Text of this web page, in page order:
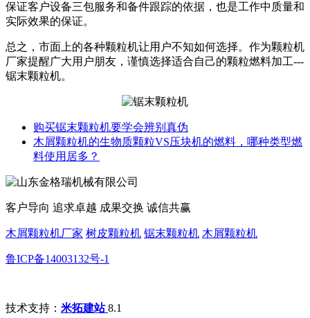
保证客户设备三包服务和备件跟踪的依据，也是工作中质量和
实际效果的保证。
总之，市面上的各种颗粒机让用户不知如何选择。作为颗粒机
厂家提醒广大用户朋友，谨慎选择适合自己的颗粒燃料加工---
锯末颗粒机。
购买锯末颗粒机要学会辨别真伪
木屑颗粒机的生物质颗粒VS压块机的燃料，哪种类型燃
料使用居多？
客户导向 追求卓越 成果交换 诚信共赢
木屑颗粒机厂家 树皮颗粒机 锯末颗粒机 木屑颗粒机
鲁ICP备14003132号-1
技术支持： 米拓建站8.1